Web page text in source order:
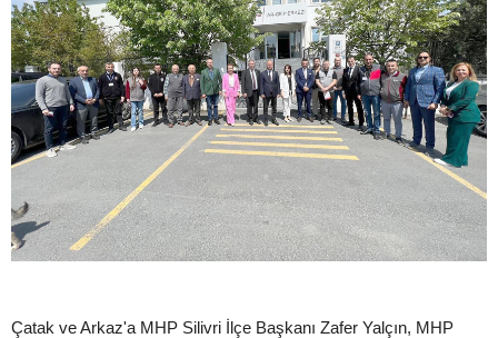
Çatak ve Arkaz'a MHP Silivri İlçe Başkanı Zafer Yalçın, MHP